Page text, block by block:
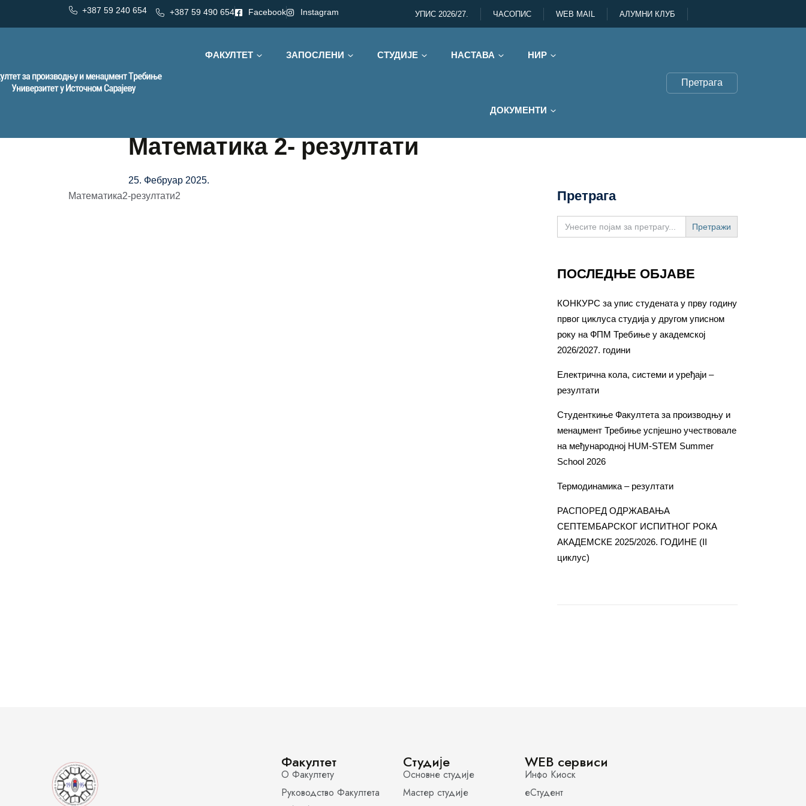
+387 59 240 654 +387 59 490 654 Facebook Instagram УПИС 2026/27. ЧАСОПИС WEB MAIL АЛУМНИ КЛУБ
ФАКУЛТЕТ ЗАПОСЛЕНИ СТУДИЈЕ НАСТАВА НИР
ДОКУМЕНТИ
Претрага
Математика 2- резултати
25. Фебруар 2025.
Математика2-резултати2
Претрага
Search
for:
ПОСЛЕДЊЕ ОБЈАВЕ
КОНКУРС за упис студената у прву годину
првог циклуса студија у другом уписном
року на ФПМ Требиње у академској
2026/2027. години
Електрична кола, системи и уређаји –
резултати
Студенткиње Факултета за производњу и
менаџмент Требиње успјешно учествовале
на међународној HUM-STEM Summer
School 2026
Термодинамика – резултати
РАСПОРЕД ОДРЖАВАЊА
СЕПТЕМБАРСКОГ ИСПИТНОГ РОКА
АКАДЕМСКЕ 2025/2026. ГОДИНЕ (II
циклус)
Факултет
О Факултету
Руководство Факултета
Студије
Основне студије
Мастер студије
WEB сервиси
Инфо Киоск
еСтудент